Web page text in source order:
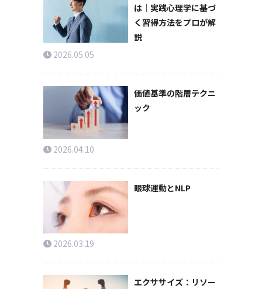
は｜実践心理学に基づ
く習得方法をプロが解
説
2026.05.05
価値基準の階層テクニ
ック
2026.04.10
眼球運動とNLP
2026.03.19
エクササイズ：リソー